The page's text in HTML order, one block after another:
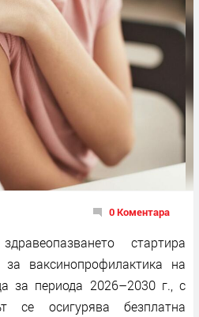
0 Коментара
стартира
ваксинопрофилактика на
за периода 2026–2030 г., с
осигурява безплатна